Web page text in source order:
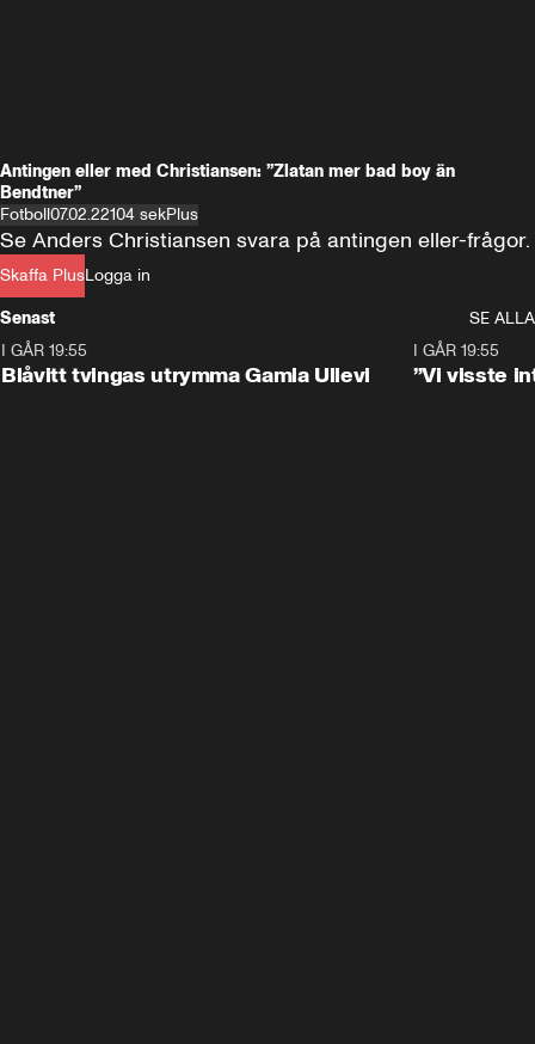
Antingen eller med Christiansen: ”Zlatan mer bad boy än
Bendtner”
Fotboll07.02.22104 sekPlus
Skaffa PlusLogga in
Se Anders Christiansen svara på antingen eller-frågor.
Senast
SE ALLA
I GÅR 19:55
Blåvitt tvingas utrymma Gamla Ullevi
I GÅR 19:55
”Vi visste